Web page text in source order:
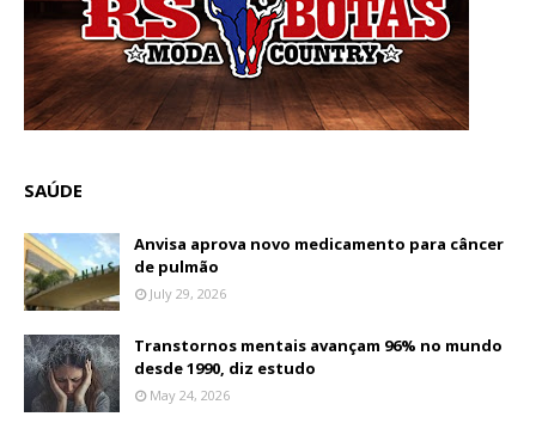
SAÚDE
Anvisa aprova novo medicamento para câncer
de pulmão
July 29, 2026
Transtornos mentais avançam 96% no mundo
desde 1990, diz estudo
May 24, 2026